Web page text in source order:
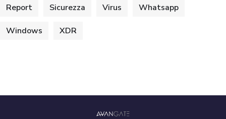
Report Sicurezza Virus Whatsapp
Windows XDR